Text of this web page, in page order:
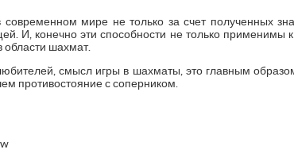
современном мире не только за счет полученных
И, конечно эти способности не только применимы
области шахмат.
смысл игры в шахматы, это главным
противостояние с соперником.